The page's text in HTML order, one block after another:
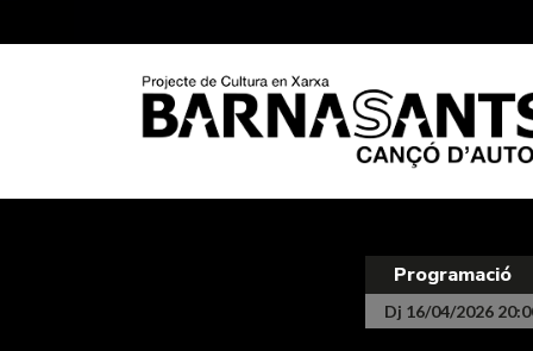
Programació
Dj 16/04/2026